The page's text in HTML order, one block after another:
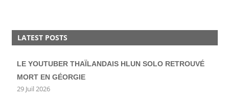
LATEST POSTS
LE YOUTUBER THAÏLANDAIS HLUN SOLO RETROUVÉ
MORT EN GÉORGIE
29 Juil 2026